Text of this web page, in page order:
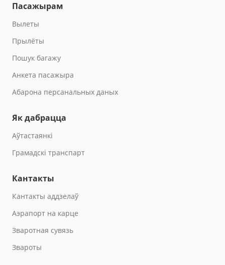
Пасажырам
Вылеты
Прылёты
Пошук багажу
Анкета пасажыра
Абарона персанальных даных
Як дабрацца
Aўтастаянкi
Грамадскі транспарт
Кантакты
Кантакты аддзелаў
Аэрапорт на карце
Зваротная сувязь
Звароты